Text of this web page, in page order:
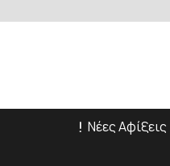
Νέες Αφίξεις